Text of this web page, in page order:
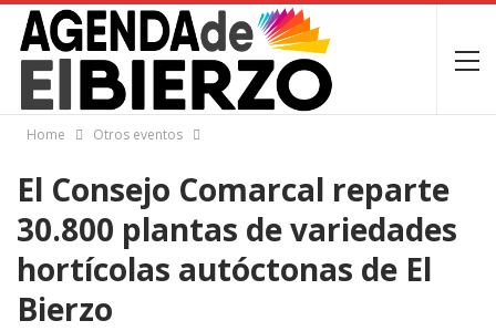
Home Otros eventos
El Consejo Comarcal reparte
30.800 plantas de variedades
hortícolas autóctonas de El
Bierzo